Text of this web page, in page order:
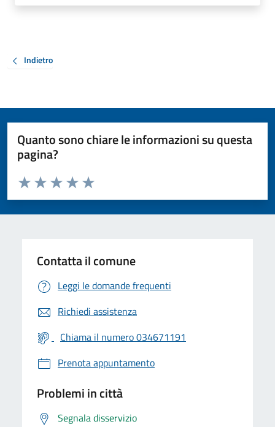
Indietro
Quanto sono chiare le informazioni su questa
pagina?
Valuta da 1 a 5 stelle la pagina
Valuta 5 stelle su 5
Valuta 4 stelle su 5
Valuta 3 stelle su 5
Valuta 2 stelle su 5
Valuta 1 stelle su 5
Contatta il comune
Leggi le domande frequenti
Richiedi assistenza
Chiama il numero 034671191
Prenota appuntamento
Problemi in città
Segnala disservizio